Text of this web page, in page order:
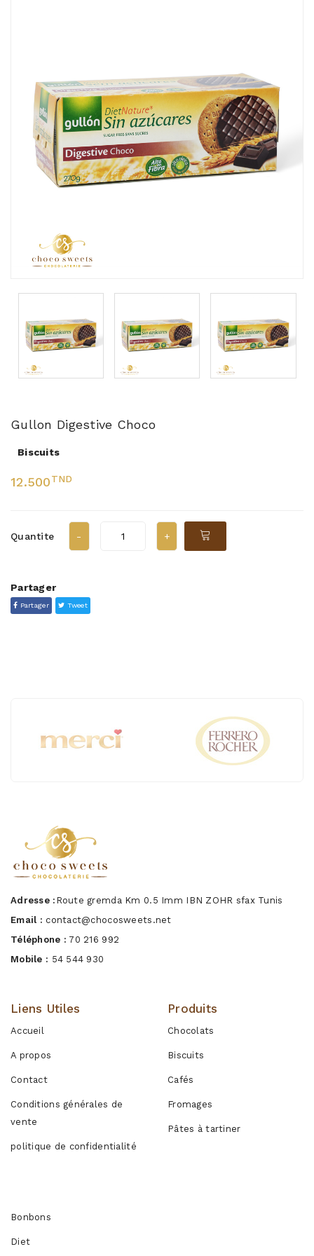
Gullon Digestive Choco
Biscuits
12.500TND
Quantite
Partager
Partager Tweet
Adresse : Route gremda Km 0.5 Imm IBN ZOHR sfax Tunis
Email : contact@chocosweets.net
Téléphone : 70 216 992
Mobile : 54 544 930
Liens Utiles
Accueil
A propos
Contact
Conditions générales de
vente
politique de confidentialité
Produits
Chocolats
Biscuits
Cafés
Fromages
Pâtes à tartiner
Bonbons
Diet